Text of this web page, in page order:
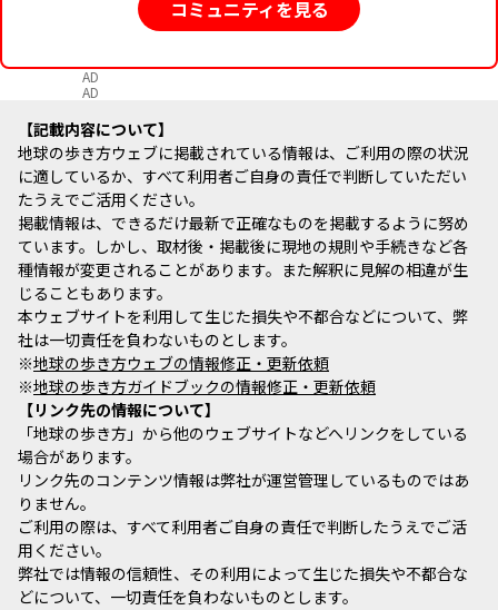
コミュニティを見る
AD
AD
記載内容について
地球の歩き方ウェブに掲載されている情報は、ご利用の際の状況
に適しているか、すべて利用者ご自身の責任で判断していただい
たうえでご活用ください。
掲載情報は、できるだけ最新で正確なものを掲載するように努め
ています。しかし、取材後・掲載後に現地の規則や手続きなど各
種情報が変更されることがあります。また解釈に見解の相違が生
じることもあります。
本ウェブサイトを利用して生じた損失や不都合などについて、弊
社は一切責任を負わないものとします。
※地球の歩き方ウェブの情報修正・更新依頼
※地球の歩き方ガイドブックの情報修正・更新依頼
リンク先の情報について
「地球の歩き方」から他のウェブサイトなどへリンクをしている
場合があります。
リンク先のコンテンツ情報は弊社が運営管理しているものではあ
りません。
ご利用の際は、すべて利用者ご自身の責任で判断したうえでご活
用ください。
弊社では情報の信頼性、その利用によって生じた損失や不都合な
どについて、一切責任を負わないものとします。